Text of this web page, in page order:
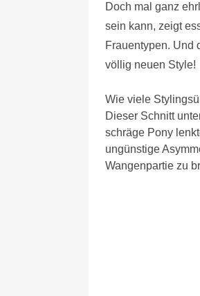
Doch mal ganz
sein kann, zeigt
Frauentypen. Und
völlig neuen Style!
Wie viele
Dieser Schnitt
schräge Pony
ungünstige
Wangenpartie zu